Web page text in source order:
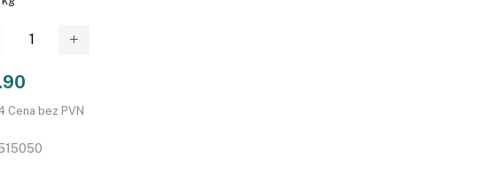
Cena bez PVN